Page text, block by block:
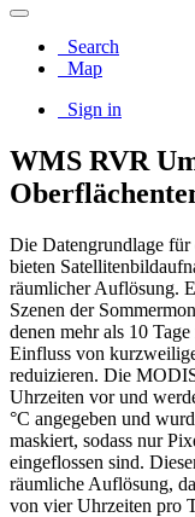
Search
Map
Sign in
WMS RVR
Die Datengrundlage für
bieten
räumlicher Auflösung.
Szenen der
denen mehr als 10
Einfluss von
reduizieren. Die
Uhrzeiten vor und
°C angegeben und
maskiert, sodass nur
eingeflossen sind.
räumliche Auflösung,
von vier Uhrzeiten pro